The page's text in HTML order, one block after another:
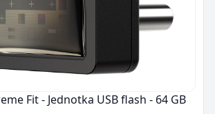
Fit - Jednotka USB flash - 64 GB